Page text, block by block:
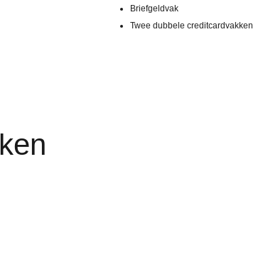
Briefgeldvak
Twee dubbele creditcardvakken